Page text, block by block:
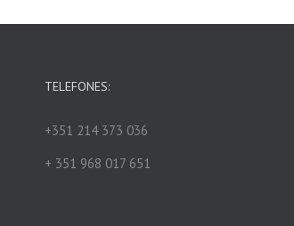
TELEFONES:
+351 214 373 036
+ 351 968 017 651